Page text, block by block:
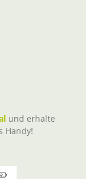
und erhalte
Handy!